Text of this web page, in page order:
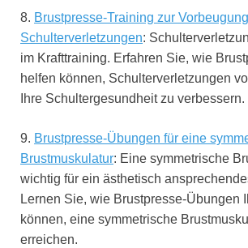
8. Brustpresse-Training zur
Schulterverletzungen:
im Krafttraining. Erfahren Sie, wie
helfen können, Schulterverletzungen
Ihre Schultergesundheit zu verbessern.
9. Brustpresse-Übungen für eine
Brustmuskulatur: Eine symmetrische
wichtig für ein ästhetisch
Lernen Sie, wie Brustpresse-Übungen
können, eine symmetrische
erreichen.